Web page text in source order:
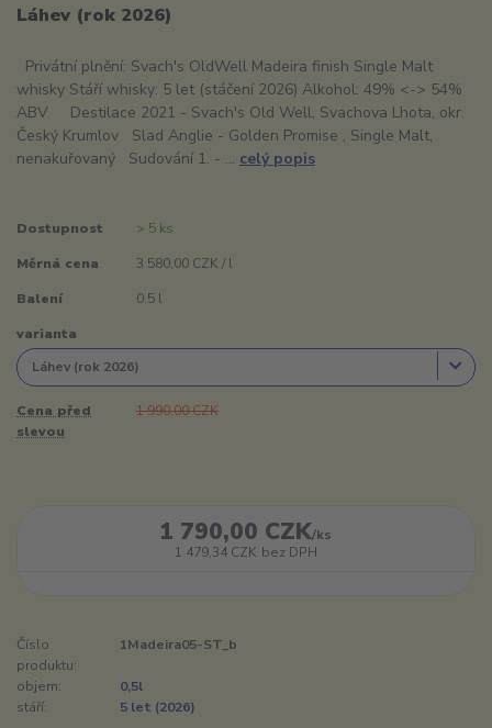
Láhev (rok 2026)
Privátní plnění: Svach's OldWell Madeira finish Single Malt
whisky Stáří whisky: 5 let (stáčení 2026) Alkohol: 49% <-> 54%
ABV Destilace 2021 - Svach's Old Well, Svachova Lhota, okr.
Český Krumlov Slad Anglie - Golden Promise , Single Malt,
nenakuřovaný Sudování 1. - ... celý popis
Dostupnost > 5 ks
Měrná cena 3 580,00 CZK / l
Balení 0.5 l
varianta
Cena před
slevou
1 990,00 CZK
1 790,00 CZK/ks
1 479,34 CZK bez DPH
Číslo
produktu:
1Madeira05-ST_b
objem:
0,5l
stáří:
5 let (2026)